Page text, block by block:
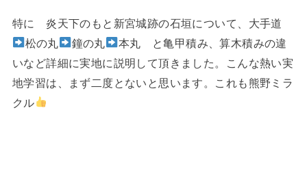
特に 炎天下のもと新宮城跡の石垣について、大手道
松の丸
鐘の丸
本丸 と亀甲積み、算木積みの違
いなど詳細に実地に説明して頂きました。こんな熱い実
地学習は、まず二度とないと思います。これも熊野ミラ
クル